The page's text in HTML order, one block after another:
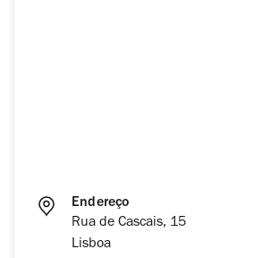
Endereço
Rua de Cascais, 15
Lisboa